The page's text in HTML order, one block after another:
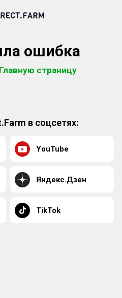
ошибка
страницу
в соцсетях:
YouTube
Яндекс.Дзен
TikTok